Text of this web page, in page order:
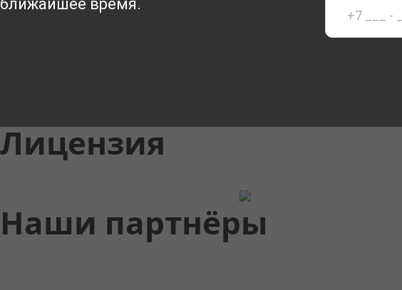
ближайшее время.
Лицензия
Наши партнёры